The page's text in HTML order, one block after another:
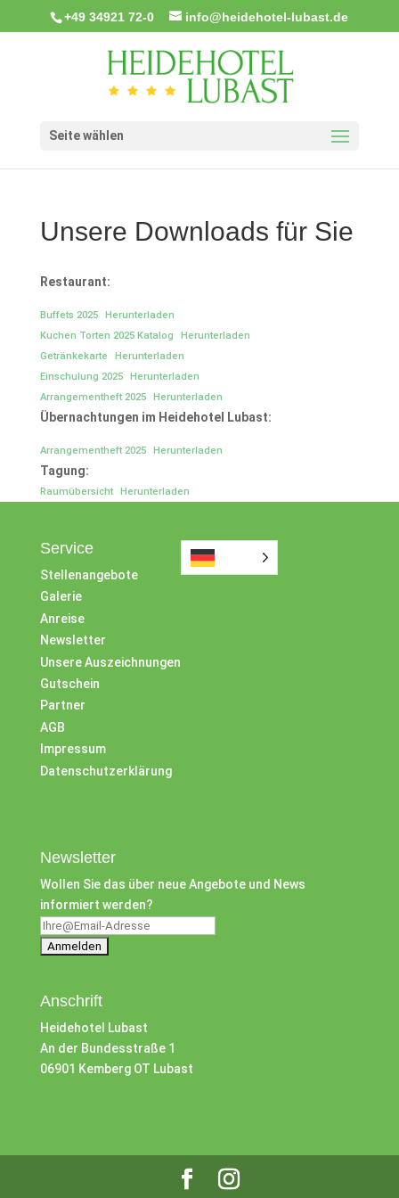
+49 34921 72-0 info@heidehotel-lubast.de
Seite wählen
Unsere Downloads für Sie
Restaurant:
Buffets 2025
Herunterladen
Kuchen Torten 2025 Katalog
Herunterladen
Getränkekarte
Herunterladen
Einschulung 2025
Herunterladen
Arrangementheft 2025
Herunterladen
Übernachtungen im Heidehotel Lubast:
Arrangementheft 2025 Herunterladen
Tagung:
Raumübersicht Herunterladen
Service
Stellenangebote
Galerie
Anreise
Newsletter
Unsere Auszeichnungen
Gutschein
Partner
AGB
Impressum
Datenschutzerklärung
Newsletter
Wollen Sie das über neue Angebote und News
informiert werden?
Anschrift
Heidehotel Lubast
An der Bundesstraße 1
06901 Kemberg OT Lubast